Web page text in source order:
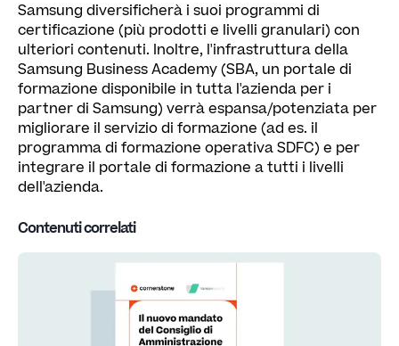
Samsung diversificherà i suoi programmi di
certificazione (più prodotti e livelli granulari) con
ulteriori contenuti. Inoltre, l'infrastruttura della
Samsung Business Academy (SBA, un portale di
formazione disponibile in tutta l'azienda per i
partner di Samsung) verrà espansa/potenziata per
migliorare il servizio di formazione (ad es. il
programma di formazione operativa SDFC) e per
integrare il portale di formazione a tutti i livelli
dell'azienda.
Contenuti correlati